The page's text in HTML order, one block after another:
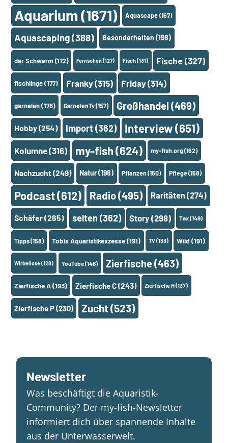
Aquarium (1671) Aquascape(167)
Aquascaping(388) Besonderheiten (198)
der Schwarm(172) Fernsehen(127) Fisch(131) Fische (327)
fischlinge(177) Franky(315) Friday(314)
garnelen(178) GarnelenTv(157) Großhandel (469)
Hobby(254) Import(362) Interview(651)
Kolumne(316) my-fish(624) my-fish.org(162)
Nachzucht(249) Natur(198) Pflanzen(160) Pflege(158)
Podcast(612) Radio(495) Raritäten (274)
Schäfer(265) selten (362) Story (298) Tax(149)
Tipps(158) Tobis Aquaristikexzesse(191) TV(133) Wild (191)
Wirbellose(128) YouTube(146) Zierfische(463)
Zierfische A(193) Zierfische C(243) Zierfische H(137)
Zierfische P(230) Zucht(523)
Newsletter
Was beschäftigt die Aquaristik-
Community? Der my-fish-Newsletter
informiert dich über spannende Inhalte
aus der Unterwasserwelt.